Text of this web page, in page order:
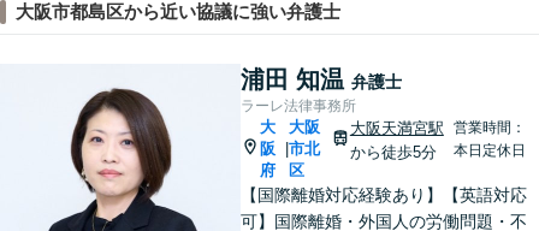
大阪市都島区から近い協議に強い弁護士
浦田 知温 弁護士
ラーレ法律事務所
大
阪
府
大阪
市北
区
大阪天満宮駅
から徒歩5分
営業時間：
本日定休日
【国際離婚対応経験あり】【英語対応
可】国際離婚・外国人の労働問題・不